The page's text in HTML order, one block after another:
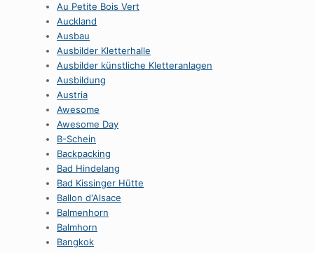
Au Petite Bois Vert
Auckland
Ausbau
Ausbilder Kletterhalle
Ausbilder künstliche Kletteranlagen
Ausbildung
Austria
Awesome
Awesome Day
B-Schein
Backpacking
Bad Hindelang
Bad Kissinger Hütte
Ballon d'Alsace
Balmenhorn
Balmhorn
Bangkok